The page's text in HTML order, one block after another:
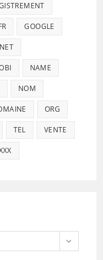
GOOGLE
NAME
NOM
ORG
TEL VENTE